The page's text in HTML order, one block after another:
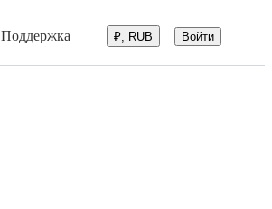
Поддержка ₽, RUB Войти